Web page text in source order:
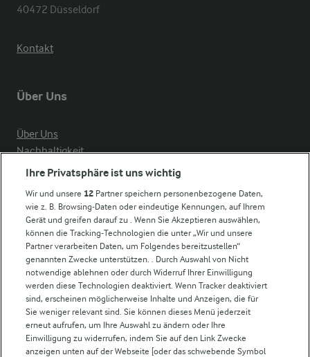
40472 Düsseldorf
Kontakt
Über Uns
Über Uns
Nachhaltigkeit
Compliance
Arla in anderen Ländern
Weitere Arla Websites
Castello
Lurpak
Arla Pro
Für unsere Landwirt:innen
Ihre Privatsphäre ist uns wichtig
Wir und unsere 12 Partner speichern personenbezogene Daten,
wie z. B. Browsing-Daten oder eindeutige Kennungen, auf Ihrem
Gerät und greifen darauf zu . Wenn Sie Akzeptieren auswählen,
können die Tracking-Technologien die unter „Wir und unsere
Partner verarbeiten Daten, um Folgendes bereitzustellen“
genannten Zwecke unterstützen. . Durch Auswahl von Nicht
notwendige ablehnen oder durch Widerruf Ihrer Einwilligung
werden diese Technologien deaktiviert. Wenn Tracker deaktiviert
sind, erscheinen möglicherweise Inhalte und Anzeigen, die für
Sie weniger relevant sind. Sie können dieses Menü jederzeit
erneut aufrufen, um Ihre Auswahl zu ändern oder Ihre
Einwilligung zu widerrufen, indem Sie auf den Link Zwecke
anzeigen unten auf der Webseite [oder das schwebende Symbol